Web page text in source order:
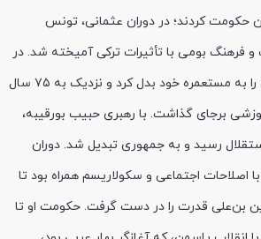
حکومت کردند؛ در دوران عثمانی، تونس
فرهنگ بومی با تأثیرات ترکی آمیخته شد. در
سال ۱۸۸۱، فرانسه تونس را به مستعمره خود بدل کرد و نزدیک به ۷۵ سال
برجای گذاشت. با رهبری حبیب بورقیبه،
سال ۱۹۵۶ به استقلال رسید و به جمهوری تبدیل شد. دوران
اصلاحات اجتماعی و سکولاریسم همراه بود تا
زین‌العابدین بن‌علی قدرت را در دست گرفت. حکومت او تا